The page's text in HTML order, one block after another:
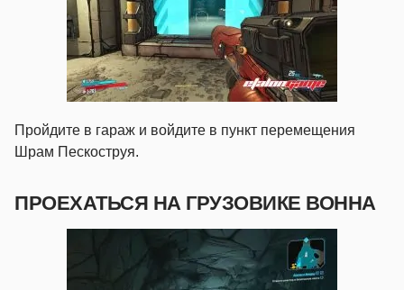
Пройдите в гараж и войдите в пункт перемещения
Шрам Пескоструя.
ПРОЕХАТЬСЯ НА ГРУЗОВИКЕ ВОННА